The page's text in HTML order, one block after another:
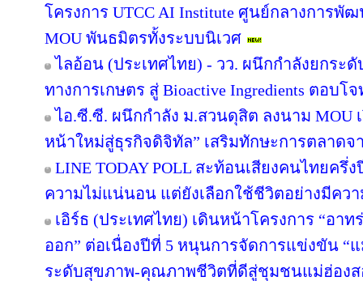
โครงการ UTCC AI Institute ศูนย์กลางการพั
MOU พันธมิตรทั้งระบบนิเวศ
ไลอ้อน (ประเทศไทย) - วว. ผนึกกำลังยกระ
ทางการเกษตร สู่ Bioactive Ingredients ตอบโ
ไอ.ซี.ซี. ผนึกกำลัง ม.สวนดุสิต ลงนาม MOU
หน้าใหม่สู่ธุรกิจดิจิทัล” เสริมทักษะการตลาด
LINE TODAY POLL สะท้อนเสียงคนไทยครึ่
ความไม่แน่นอน แต่ยังเลือกใช้ชีวิตอย่างมีควา
เอิร์ธ (ประเทศไทย) เดินหน้าโครงการ “อา
ออก” ต่อเนื่องปีที่ 5 หนุนการจัดการแข่งขัน “
ระดับสุขภาพ-คุณภาพชีวิตที่ดีสู่ชุมชนแม่ฮ่อง